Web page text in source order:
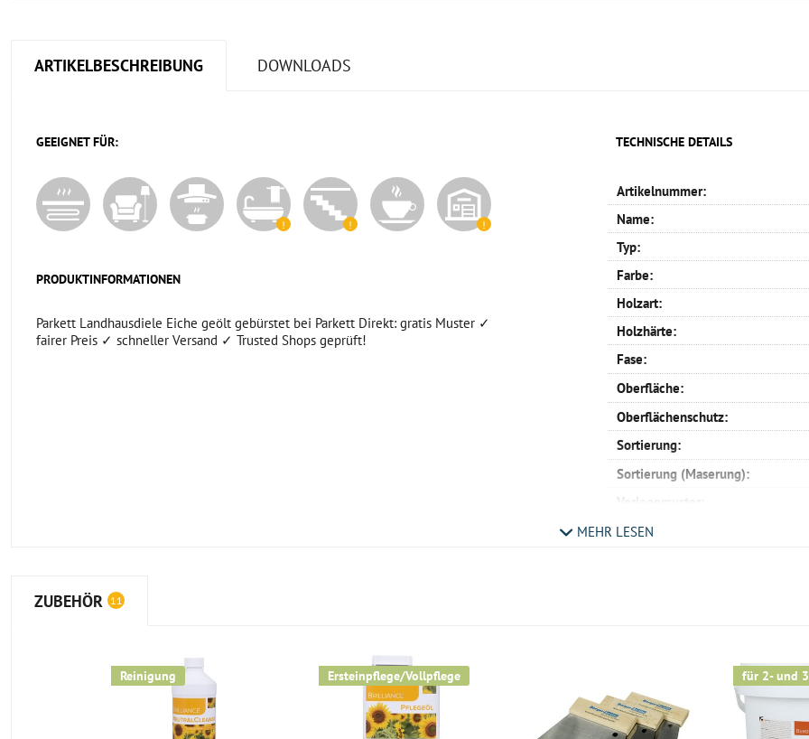
ARTIKELBESCHREIBUNG DOWNLOADS
GEEIGNET FÜR:
PRODUKTINFORMATIONEN
Parkett Landhausdiele Eiche geölt gebürstet bei Parkett Direkt: gratis Muster ✓
fairer Preis ✓ schneller Versand ✓ Trusted Shops geprüft!
TECHNISCHE DETAILS
Artikelnummer:
Name:
Typ:
Farbe:
Holzart:
Holzhärte:
Fase:
Oberfläche:
Oberflächenschutz:
Sortierung:
Sortierung (Maserung):
Verlegemuster:
Profil:
Warmwasser Fußbodenheizung:
Wohnräume:
MEHR LESEN
ZUBEHÖR 11
Reinigung Ersteinpflege/Vollpflege für 2- und